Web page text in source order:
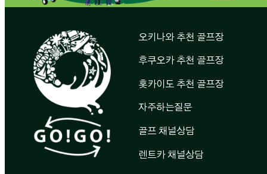
오키나와 추천 골프장
후쿠오카 추천 골프장
홋카이도 추천 골프장
자주하는질문
골프 채널상담
렌트카 채널상담